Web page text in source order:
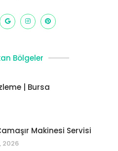
Bölgeler
| Bursa
Makinesi Servisi
2026